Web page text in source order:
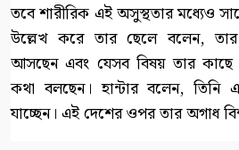
তবে শারীরিক এই অসুস্থতার মধ্যেও
উল্লেখ করে তার ছেলে বলেন,
আসছেন এবং যেসব বিষয় তার
কথা বলছেন। হান্টার বলেন,
যাচ্ছেন। এই দেশের ওপর তার অগাধ